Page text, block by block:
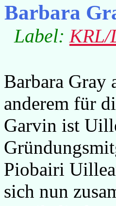
Barbara
Label: KRL/
Barbara Gray
anderem für
Garvin ist
Piobairi
sich nun